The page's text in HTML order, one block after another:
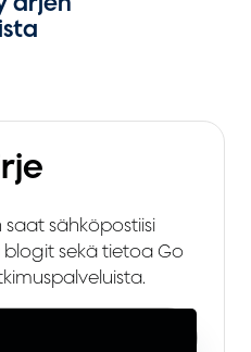
saat sähköpostiisi
sekä tietoa Go